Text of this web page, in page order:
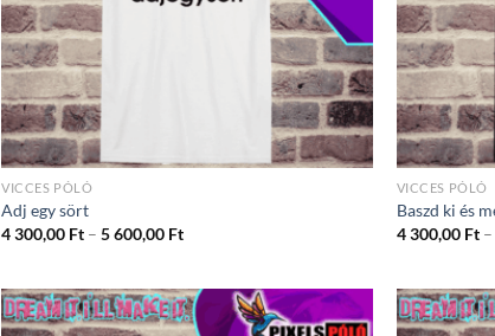
VICCES PÓLÓ
Adj egy sört
4 300,00 Ft – 5 600,00 FtÁrtartomány:
5
600,00 Ft
VICCES PÓLÓ
Baszd ki és
4 300,00 Ft –